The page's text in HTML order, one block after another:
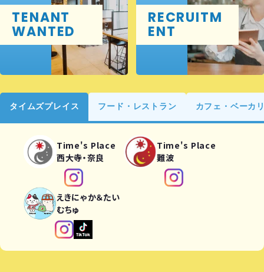
TENANT
WANTED
RECRUITM
ENT
タイムズプレイス フード・レストラン カフェ・ベーカ
Time's Place
西大寺・奈良
Time's Place
難波
えきにゃか＆たい
むちゅ